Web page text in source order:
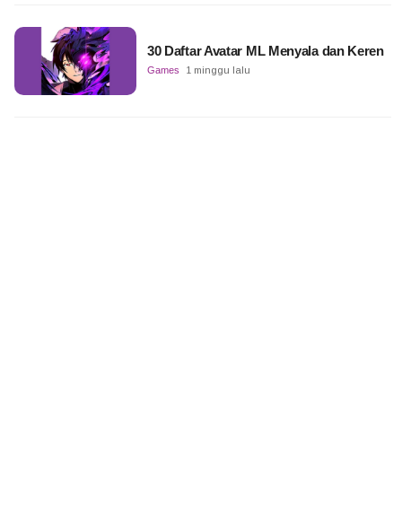
30 Daftar Avatar ML Menyala dan Keren
Games 1 minggu lalu